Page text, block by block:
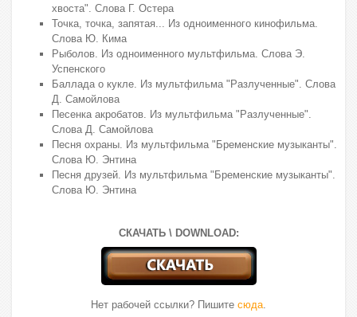
хвоста". Слова Г. Остера
Точка, точка, запятая... Из одноименного кинофильма.
Слова Ю. Кима
Рыболов. Из одноименного мультфильма. Слова Э.
Успенского
Баллада о кукле. Из мультфильма "Разлученные". Слова
Д. Самойлова
Песенка акробатов. Из мультфильма "Разлученные".
Слова Д. Самойлова
Песня охраны. Из мультфильма "Бременские музыканты".
Слова Ю. Энтина
Песня друзей. Из мультфильма "Бременские музыканты".
Слова Ю. Энтина
СКАЧАТЬ \ DOWNLOAD:
Нет рабочей ссылки? Пишите сюда.